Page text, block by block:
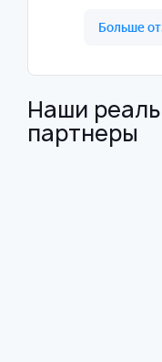
Наши
партнеры